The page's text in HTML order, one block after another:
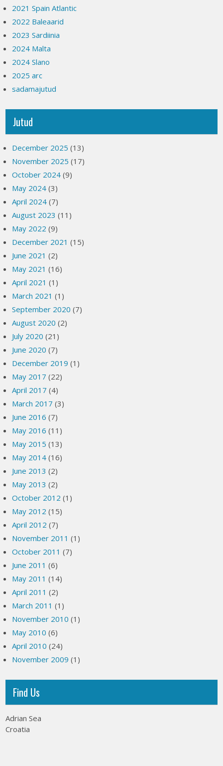
2021 Spain Atlantic
2022 Baleaarid
2023 Sardiinia
2024 Malta
2024 Slano
2025 arc
sadamajutud
Jutud
December 2025 (13)
November 2025 (17)
October 2024 (9)
May 2024 (3)
April 2024 (7)
August 2023 (11)
May 2022 (9)
December 2021 (15)
June 2021 (2)
May 2021 (16)
April 2021 (1)
March 2021 (1)
September 2020 (7)
August 2020 (2)
July 2020 (21)
June 2020 (7)
December 2019 (1)
May 2017 (22)
April 2017 (4)
March 2017 (3)
June 2016 (7)
May 2016 (11)
May 2015 (13)
May 2014 (16)
June 2013 (2)
May 2013 (2)
October 2012 (1)
May 2012 (15)
April 2012 (7)
November 2011 (1)
October 2011 (7)
June 2011 (6)
May 2011 (14)
April 2011 (2)
March 2011 (1)
November 2010 (1)
May 2010 (6)
April 2010 (24)
November 2009 (1)
Find Us
Adrian Sea
Croatia